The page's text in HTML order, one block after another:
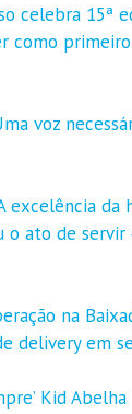
celebra 15ª
como
voz
excelência da
o ato de servir
na
delivery em
Kid Abelha